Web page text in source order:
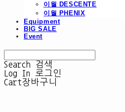
이월 DESCENTE
이월 PHENIX
Equipment
BIG SALE
Event
Search
검색
Log In
로그인
Cart장바구니